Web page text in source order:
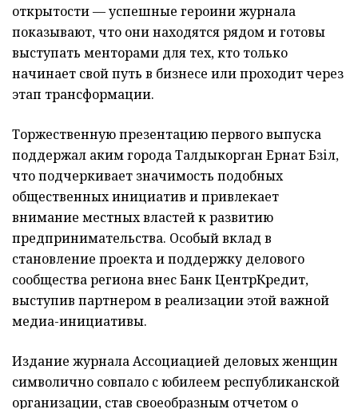
открытости — успешные героини журнала
показывают, что они находятся рядом и готовы
выступать менторами для тех, кто только
начинает свой путь в бизнесе или проходит через
этап трансформации.
Торжественную презентацию первого выпуска
поддержал аким города Талдыкорган Ернат Бәзіл,
что подчеркивает значимость подобных
общественных инициатив и привлекает
внимание местных властей к развитию
предпринимательства. Особый вклад в
становление проекта и поддержку делового
сообщества региона внес Банк ЦентрКредит,
выступив партнером в реализации этой важной
медиа-инициативы.
Издание журнала Ассоциацией деловых женщин
символично совпало с юбилеем республиканской
организации, став своеобразным отчетом о